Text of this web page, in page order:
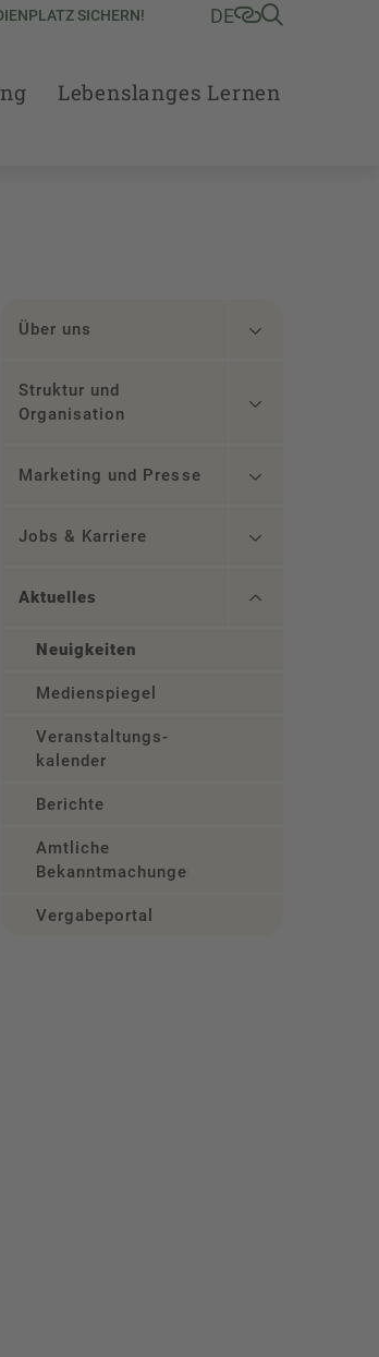
SICHERN! DE
Lebenslanges Lernen
Über uns
Struktur und
Organisation
Marketing und Presse
Jobs & Karriere
Aktuelles
Neuigkeiten
Medienspiegel
Veranstaltungs­
kalender
Berichte
Amtliche
Bekanntmachungen
Vergabeportal